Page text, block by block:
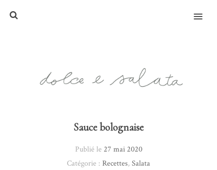
MENU
Sauce bolognaise
Publié le 27 mai 2020
Catégorie : Recettes, Salata